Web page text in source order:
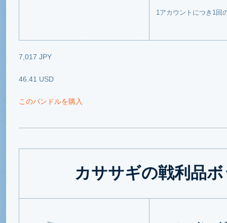
1アカウントにつき1回
7,017 JPY
46.41 USD
このバンドルを購入
カササギの戦利品